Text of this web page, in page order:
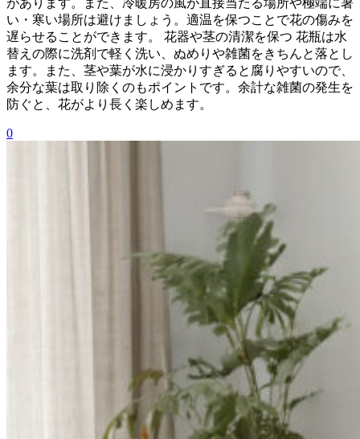
があります。また、冷暖房の風が直接当たる場所や極端に暑
い・寒い場所は避けましょう。適温を保つことで花の傷みを
遅らせることができます。 花器や茎の清潔を保つ 花瓶は水
替えの際に洗剤で軽く洗い、ぬめりや雑菌をきちんと落とし
ます。また、茎や葉が水に浸かりすぎると腐りやすいので、
余分な葉は取り除くのもポイントです。余計な雑菌の発生を
防ぐと、花がより長く楽しめます。
0